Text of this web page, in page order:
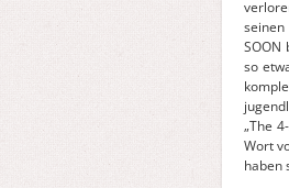
SOON
so
„The
Wort
haben